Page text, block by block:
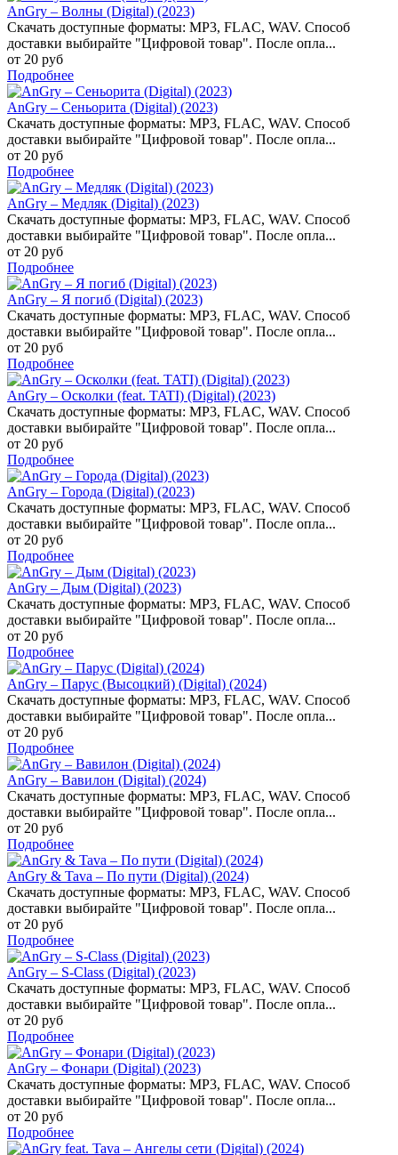
AnGry – Волны (Digital) (2023)
Скачать доступные форматы: MP3, FLAC, WAV. Способ
доставки выбирайте "Цифровой товар". После опла...
от 20 руб
Подробнее
AnGry – Сеньорита (Digital) (2023)
Скачать доступные форматы: MP3, FLAC, WAV. Способ
доставки выбирайте "Цифровой товар". После опла...
от 20 руб
Подробнее
AnGry – Медляк (Digital) (2023)
Скачать доступные форматы: MP3, FLAC, WAV. Способ
доставки выбирайте "Цифровой товар". После опла...
от 20 руб
Подробнее
AnGry – Я погиб (Digital) (2023)
Скачать доступные форматы: MP3, FLAC, WAV. Способ
доставки выбирайте "Цифровой товар". После опла...
от 20 руб
Подробнее
AnGry – Осколки (feat. TATI) (Digital) (2023)
Скачать доступные форматы: MP3, FLAC, WAV. Способ
доставки выбирайте "Цифровой товар". После опла...
от 20 руб
Подробнее
AnGry – Города (Digital) (2023)
Скачать доступные форматы: MP3, FLAC, WAV. Способ
доставки выбирайте "Цифровой товар". После опла...
от 20 руб
Подробнее
AnGry – Дым (Digital) (2023)
Скачать доступные форматы: MP3, FLAC, WAV. Способ
доставки выбирайте "Цифровой товар". После опла...
от 20 руб
Подробнее
AnGry – Парус (Высоцкий) (Digital) (2024)
Скачать доступные форматы: MP3, FLAC, WAV. Способ
доставки выбирайте "Цифровой товар". После опла...
от 20 руб
Подробнее
AnGry – Вавилон (Digital) (2024)
Скачать доступные форматы: MP3, FLAC, WAV. Способ
доставки выбирайте "Цифровой товар". После опла...
от 20 руб
Подробнее
AnGry & Tava – По пути (Digital) (2024)
Скачать доступные форматы: MP3, FLAC, WAV. Способ
доставки выбирайте "Цифровой товар". После опла...
от 20 руб
Подробнее
AnGry – S-Class (Digital) (2023)
Скачать доступные форматы: MP3, FLAC, WAV. Способ
доставки выбирайте "Цифровой товар". После опла...
от 20 руб
Подробнее
AnGry – Фонари (Digital) (2023)
Скачать доступные форматы: MP3, FLAC, WAV. Способ
доставки выбирайте "Цифровой товар". После опла...
от 20 руб
Подробнее